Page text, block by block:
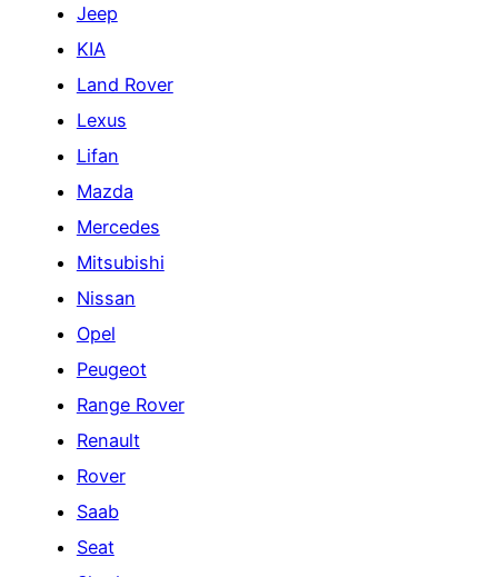
Jeep
KIA
Land Rover
Lexus
Lifan
Mazda
Mercedes
Mitsubishi
Nissan
Opel
Peugeot
Range Rover
Renault
Rover
Saab
Seat